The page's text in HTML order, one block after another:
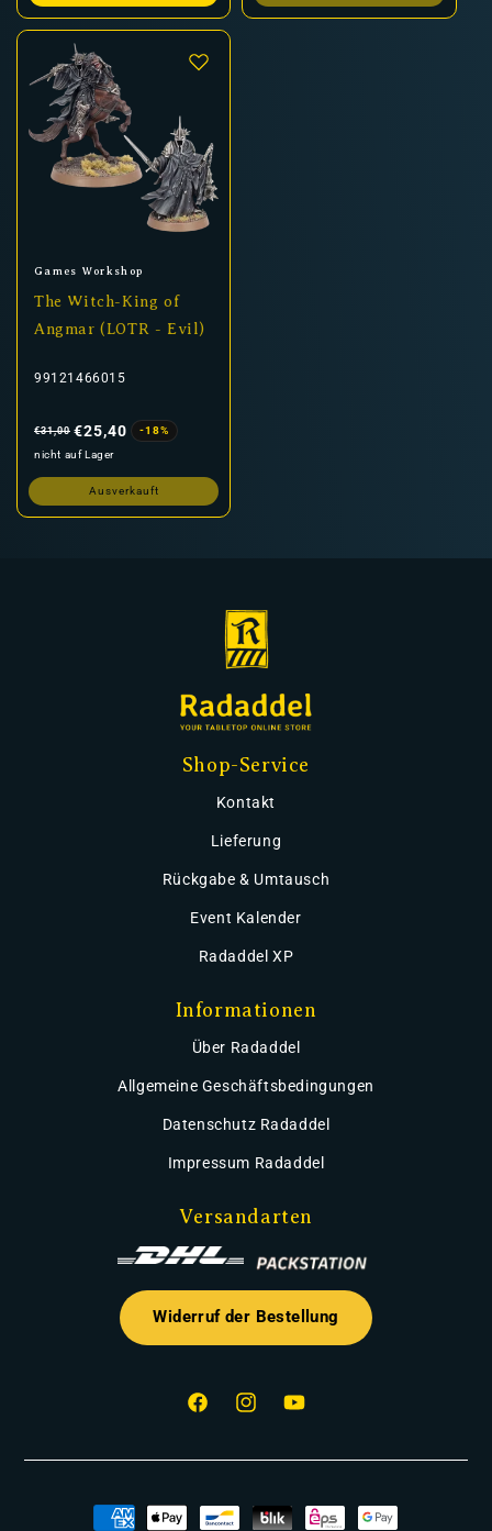
Anbieter:
Games Workshop
The Witch-King of
Angmar (LOTR - Evil)
99121466015
Preis
€31,00 €25,40
-18%
nicht auf Lager
Ausverkauft
Shop-Service
Kontakt
Lieferung
Rückgabe & Umtausch
Event Kalender
Radaddel XP
Informationen
Über Radaddel
Allgemeine Geschäftsbedingungen
Datenschutz Radaddel
Impressum Radaddel
Versandarten
Widerruf der Bestellung
FacebookInstagramYouTube
Zahlungsmethoden